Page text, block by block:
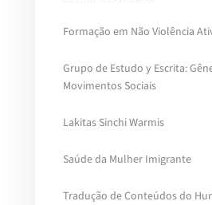
Formação em Não Violência
Grupo de Estudo y Escrita:
Movimentos Sociais
Lakitas Sinchi Warmis
Saúde da Mulher Imigrante
Tradução de Conteúdos do